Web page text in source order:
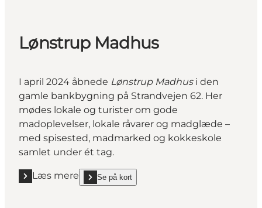
Lønstrup Madhus
I april 2024 åbnede Lønstrup Madhusi den
gamle bankbygning på Strandvejen 62. Her
mødes lokale og turister om gode
madoplevelser, lokale råvarer og madglæde –
med spisested, madmarked og kokkeskole
samlet under ét tag.
Læs mere
Læs mere "Lønstrup Madhus"
Se på kort
show Lønstrup Madhus on_map